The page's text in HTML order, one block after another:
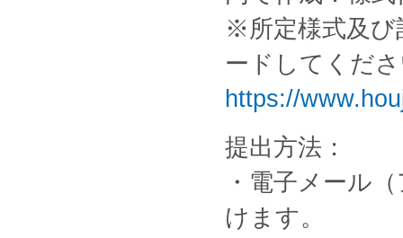
※所定様式及び
ードしてくだ
https://
提出方法：
・電子メール
けます。